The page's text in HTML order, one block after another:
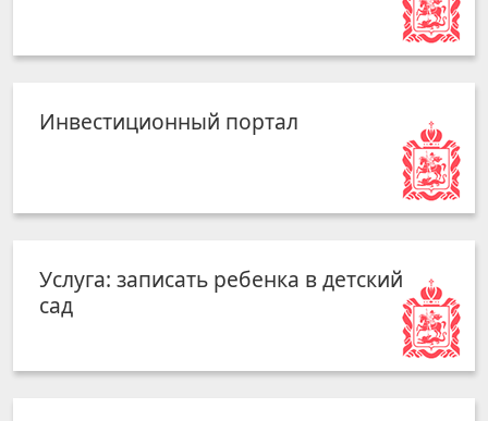
Инвестиционный портал
Услуга: записать ребенка в детский
сад